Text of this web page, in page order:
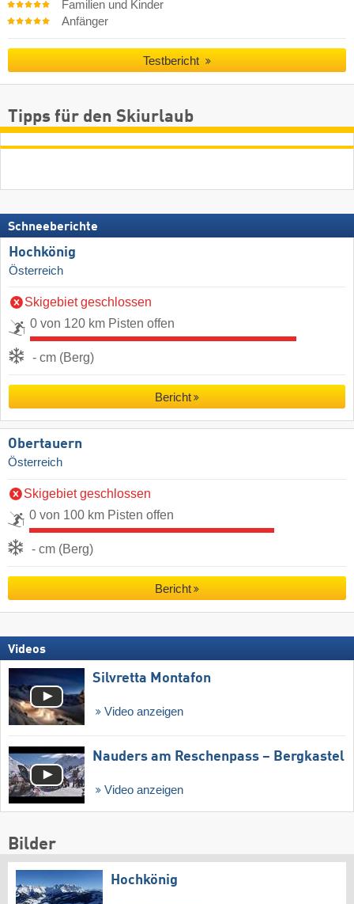
Familien und Kinder
Anfänger
Testbericht
Tipps für den Skiurlaub
Schneeberichte
Hochkönig
Österreich
Skigebiet geschlossen
0 von 120 km Pisten offen
- cm (Berg)
Bericht
Obertauern
Österreich
Skigebiet geschlossen
0 von 100 km Pisten offen
- cm (Berg)
Bericht
Videos
Silvretta Montafon
Video anzeigen
Nauders am Reschenpass – Bergkastel
Video anzeigen
Bilder
Hochkönig